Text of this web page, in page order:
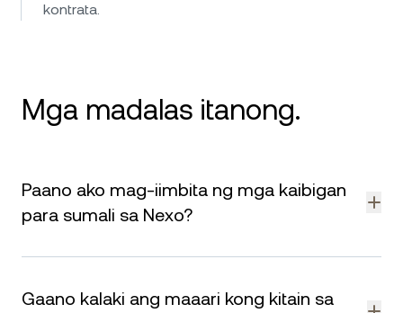
kontrata.
Mga madalas itanong.
Paano ako mag-iimbita ng mga kaibigan
para sumali sa Nexo?
Maaari ka nang magsimulang mag-imbita ng mga kaibigan
mo angpag-verify ng pagkakakilanlan.
Gaano kalaki ang maaari kong kitain sa